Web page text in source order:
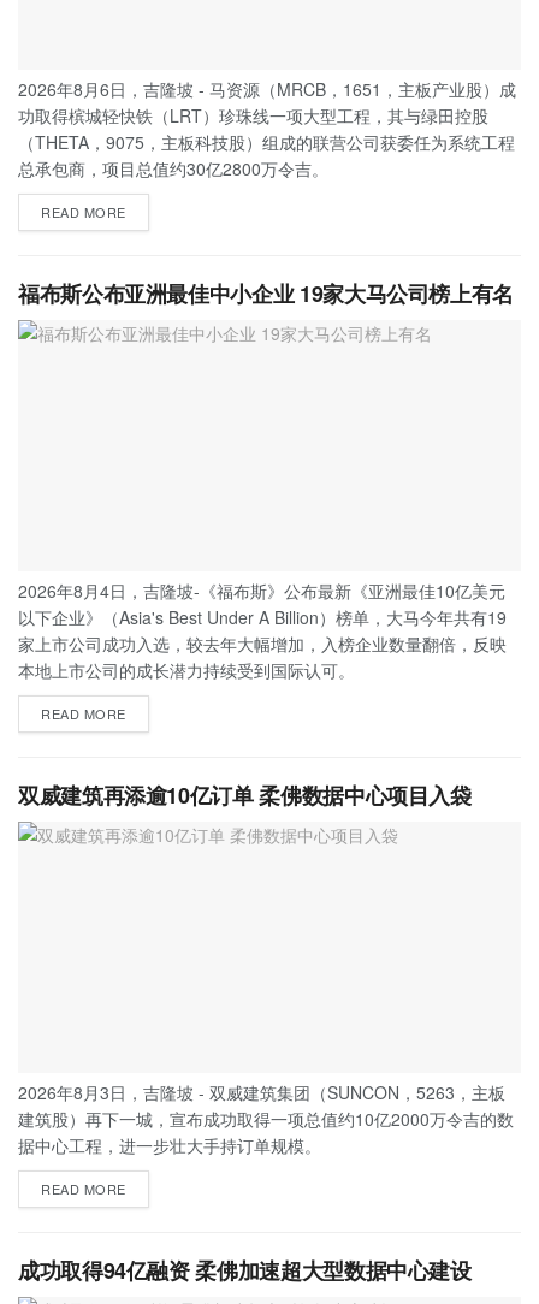
2026年8月6日，吉隆坡 - 马资源（MRCB，1651，主板产业股）成
功取得槟城轻快铁（LRT）珍珠线一项大型工程，其与绿田控股
（THETA，9075，主板科技股）组成的联营公司获委任为系统工程
总承包商，项目总值约30亿2800万令吉。
READ MORE
福布斯公布亚洲最佳中小企业 19家大马公司榜上有名
2026年8月4日，吉隆坡-《福布斯》公布最新《亚洲最佳10亿美元
以下企业》（Asia's Best Under A Billion）榜单，大马今年共有19
家上市公司成功入选，较去年大幅增加，入榜企业数量翻倍，反映
本地上市公司的成长潜力持续受到国际认可。
READ MORE
双威建筑再添逾10亿订单 柔佛数据中心项目入袋
2026年8月3日，吉隆坡 - 双威建筑集团（SUNCON，5263，主板
建筑股）再下一城，宣布成功取得一项总值约10亿2000万令吉的数
据中心工程，进一步壮大手持订单规模。
READ MORE
成功取得94亿融资 柔佛加速超大型数据中心建设